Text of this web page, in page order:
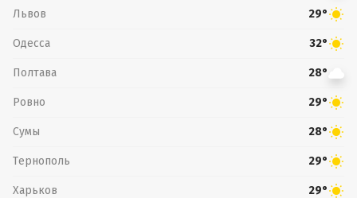
Львов 29°
Одесса 32°
Полтава 28°
Ровно 29°
Сумы 28°
Тернополь 29°
Харьков 29°